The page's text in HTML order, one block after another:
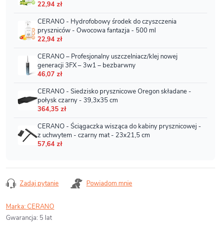
Zadaj pytanie Powiadom mnie
Marka:CERANO
Gwarancja: 5 lat